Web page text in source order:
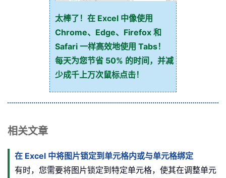
太棒了！在 Excel 中像使用
Chrome、Edge、Firefox 和
Safari 一样高效地使用 Tabs！
每天为您节省 50% 的时间，并减
少成千上万次鼠标点击！
相关文章
在 Excel 中将图片锁定到单元格内或与单元格绑定
有时，您需要将图片锁定到特定单元格，使其在调整单元